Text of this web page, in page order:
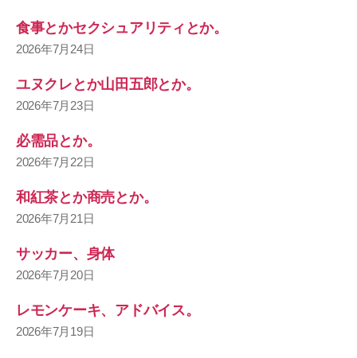
食事とかセクシュアリティとか。
2026年7月24日
ユヌクレとか山田五郎とか。
2026年7月23日
必需品とか。
2026年7月22日
和紅茶とか商売とか。
2026年7月21日
サッカー、身体
2026年7月20日
レモンケーキ、アドバイス。
2026年7月19日